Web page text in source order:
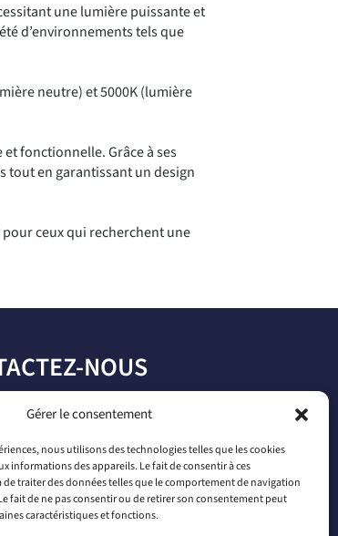
Gérer le consentement
nous utilisons des technologies telles que les cookies
informations des appareils. Le fait de consentir à ces
traiter des données telles que le comportement de navigation
fait de ne pas consentir ou de retirer son consentement peut
caractéristiques et fonctions.
une lumière puissante et
d’environnements tels que
neutre) et 5000K (lumière
fonctionnelle. Grâce à ses
tout en garantissant un design
ceux qui recherchent une
NOUS